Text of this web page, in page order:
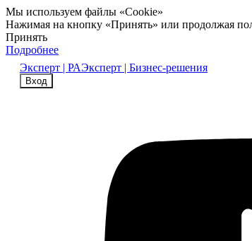
Мы используем файлы «Cookie»
Нажимая на кнопку «Принять» или продолжая
Принять
Подробнее
Эксперт | РАЭксперт | Бизнес-решения
Вход